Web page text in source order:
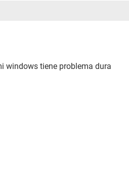
windows tiene problema dura